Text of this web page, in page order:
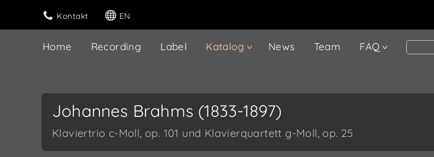
Kontakt EN
Home Recording Label Katalog News Team FAQ
Johannes Brahms (1833-1897)
Klaviertrio c-Moll, op. 101 und Klavierquartett g-Moll, op. 25